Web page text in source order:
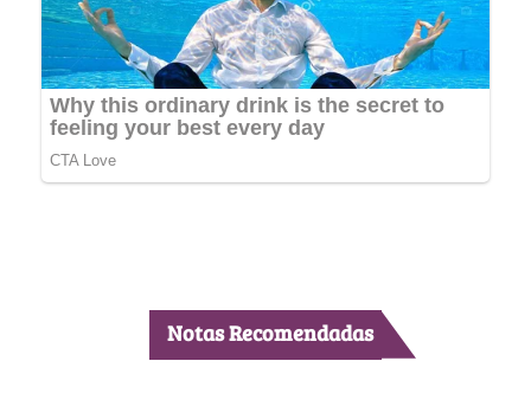
Notas Recomendadas